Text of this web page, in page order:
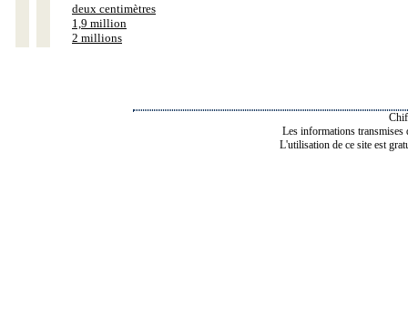
deux centimètres
1,9 million
2 millions
Les informations transmises
L'utilisation de ce site est